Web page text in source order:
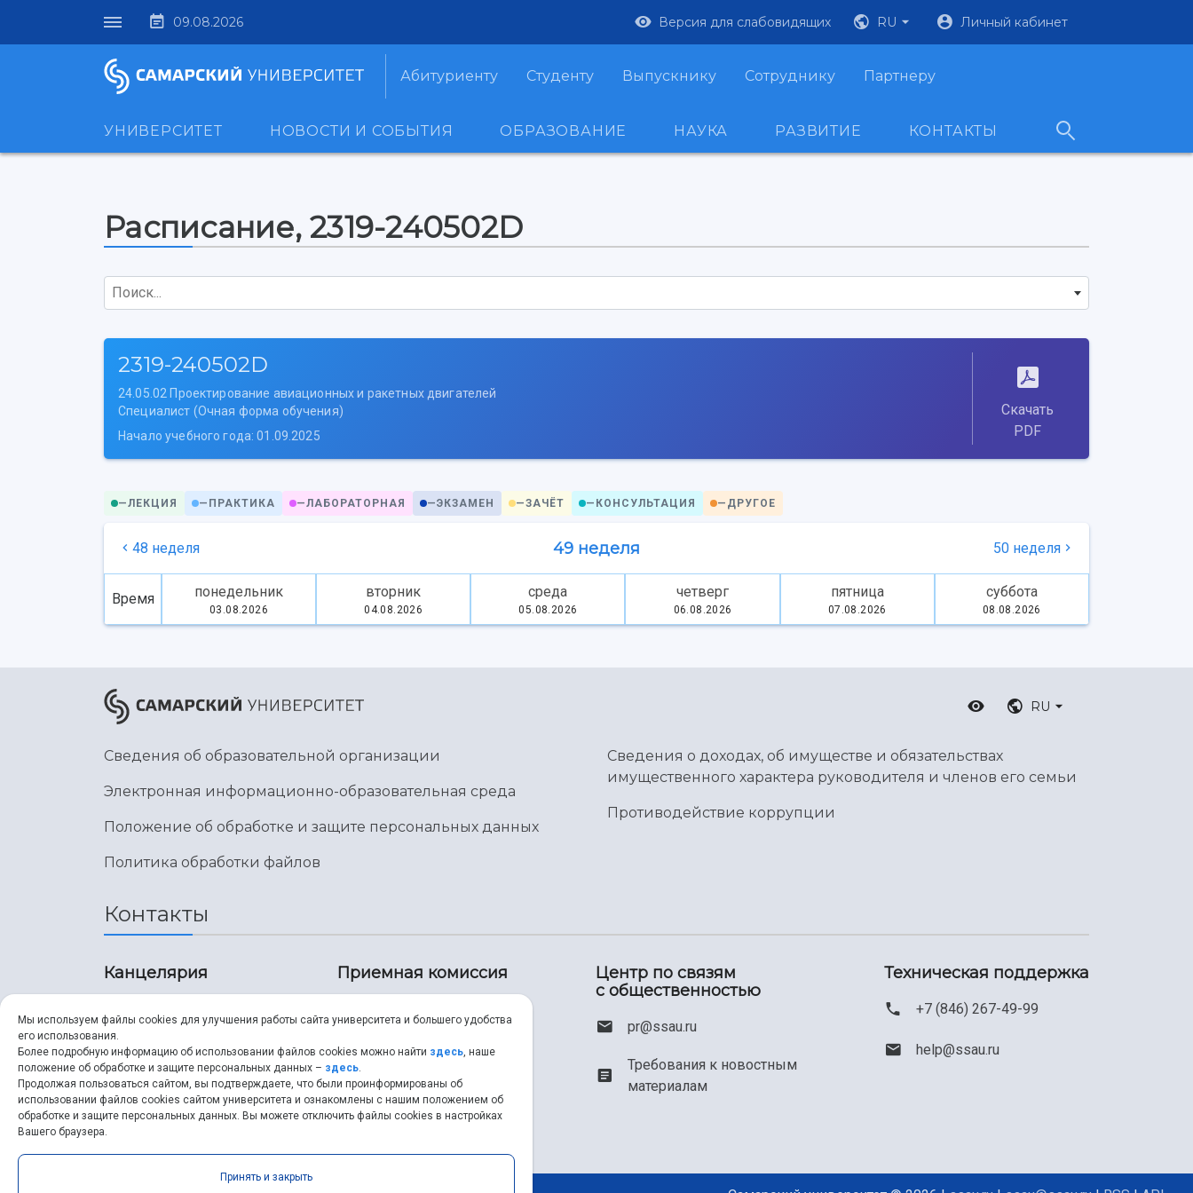
09.08.2026 Версия для слабовидящих RU Личный кабинет
Абитуриенту Студенту Выпускнику Сотруднику Партнеру
УНИВЕРСИТЕТ НОВОСТИ И СОБЫТИЯ ОБРАЗОВАНИЕ НАУКА РАЗВИТИЕ КОНТАКТЫ
Расписание, 2319-240502D
Поиск...
2319-240502D
24.05.02 Проектирование авиационных и ракетных двигателей
Специалист (Очная форма обучения)
Начало учебного года: 01.09.2025
Скачать
PDF
—ЛЕКЦИЯ — ПРАКТИКА —ЛАБОРАТОРНАЯ —ЭКЗАМЕН —ЗАЧЁТ — КОНСУЛЬТАЦИЯ — ДРУГОЕ
48 неделя 49 неделя 50 неделя
Время понедельник
03.08.2026
вторник
04.08.2026
среда
05.08.2026
четверг
06.08.2026
пятница
07.08.2026
суббота
08.08.2026
RU
Сведения об образовательной организации
Электронная информационно-образовательная среда
Положение об обработке и защите персональных данных
Политика обработки файлов
Сведения о доходах, об имуществе и обязательствах
имущественного характера руководителя и членов его семьи
Противодействие коррупции
Контакты
Канцелярия
8 (846) 267-43-70
ssau@ssau.ru
Приемная комиссия
8 (846) 267-48-67
priem@ssau.ru
Центр по связям
с общественностью
pr@ssau.ru
Требования к новостным
материалам
Техническая поддержка
+7 (846) 267-49-99
help@ssau.ru
Мы используем файлы cookies для улучшения работы сайта университета и большего удобства
его использования.
Более подробную информацию об использовании файлов cookies можно найти здесь, наше
положение об обработке и защите персональных данных – здесь.
Продолжая пользоваться сайтом, вы подтверждаете, что были проинформированы об
использовании файлов cookies сайтом университета и ознакомлены с нашим положением об
обработке и защите персональных данных. Вы можете отключить файлы cookies в настройках
Вашего браузера.
Принять и закрыть